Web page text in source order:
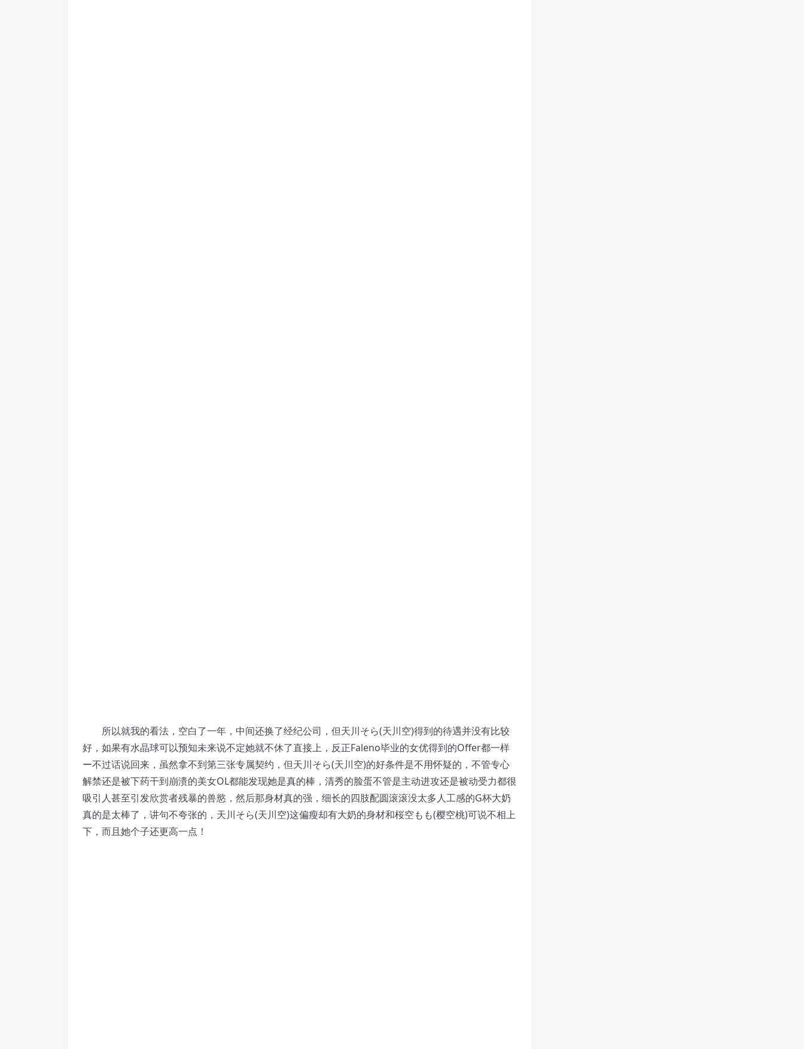
所以就我的看法，空白了一年，中间还换了经纪公司，但天川そら(天川空)得到的待遇并没有比较
好，如果有水晶球可以预知未来说不定她就不休了直接上，反正Faleno毕业的女优得到的Offer都一样
ー不过话说回来，虽然拿不到第三张专属契约，但天川そら(天川空)的好条件是不用怀疑的，不管专心
解禁还是被下药干到崩溃的美女OL都能发现她是真的棒，清秀的脸蛋不管是主动进攻还是被动受力都很
吸引人甚至引发欣赏者残暴的兽慾，然后那身材真的强，细长的四肢配圆滚滚没太多人工感的G杯大奶
真的是太棒了，讲句不夸张的，天川そら(天川空)这偏瘦却有大奶的身材和桜空もも(樱空桃)可说不相上
下，而且她个子还更高一点！